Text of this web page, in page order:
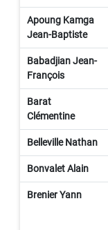
Apoung Kamga
Jean-Baptiste
Babadjian Jean-
François
Barat
Clémentine
Belleville Nathan
Bonvalet Alain
Brenier Yann